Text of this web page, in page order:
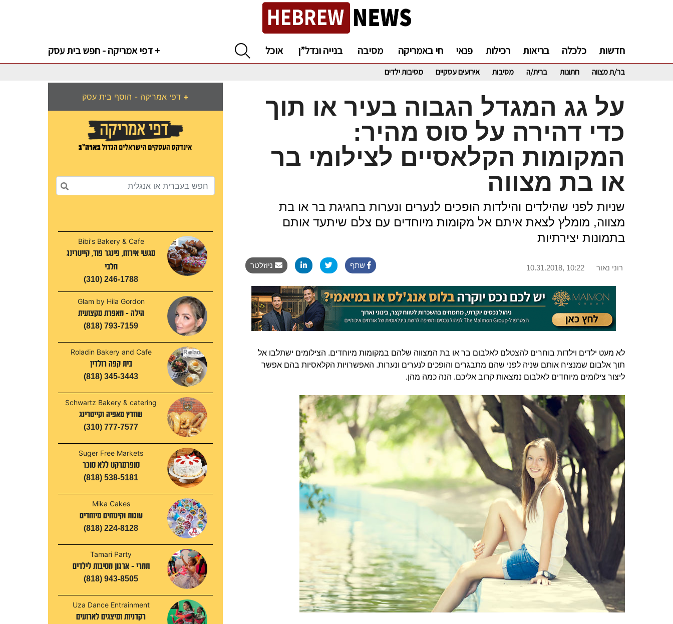
דפי אמריקה - חפש בית עסק + חדשות כלכלה בריאות רכילות פנאי חי באמריקה מסיבה בנייה ונדל”ן אוכל
בר/ת מצווה חתונות ברית/ה מסיבות אירועים עסקיים מסיבות ילדים
+
Bibi's Bakery & Cafe
מגשי אירוח, פינגר פוד, קייטרינג
חלבי
(310) 246-1788
Glam by Hila Gordon
הילה - מאפרת מקצועית
(818) 793-7159
Roladin Bakery and Cafe
בית קפה רולדין
(818) 345-3443
Schwartz Bakery & catering
שוורץ מאפיה וקייטרינג
(310) 777-7577
Suger Free Markets
סופרמרקט ללא סוכר
(818) 538-5181
Mika Cakes
עוגות וקינוחים מיוחדים
(818) 224-8128
Tamari Party
תמרי - ארגון מסיבות לילדים
(818) 943-8505
Uza Dance Entrainment
רקדניות ומיצגים לארועים
על גג המגדל הגבוה בעיר או תוך
כדי דהירה על סוס מהיר:
המקומות הקלאסיים לצילומי בר
או בת מצווה
שניות לפני שהילדים והילדות הופכים לנערים ונערות בחגיגת בר או בת
מצווה, מומלץ לצאת איתם אל מקומות מיוחדים עם צלם שיתעד אותם
בתמונות יצירתיות
10.31.2018, 10:22 רוני נאור
לא מעט ילדים וילדות בוחרים להצטלם לאלבום בר או בת המצווה שלהם במקומות מיוחדים. הצילומים ישתלבו אל
תוך אלבום שמנציח אותם שניה לפני שהם מתבגרים והופכים לנערים ונערות. האפשרויות הקלאסיות בהם אפשר
ליצור צילומים מיוחדים לאלבום נמצאות קרוב אליכם. הנה כמה מהן.